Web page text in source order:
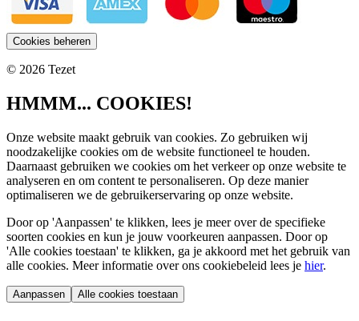
Cookies beheren
© 2026 Tezet
HMMM... COOKIES!
Onze website maakt gebruik van cookies. Zo gebruiken wij
noodzakelijke cookies om de website functioneel te houden.
Daarnaast gebruiken we cookies om het verkeer op onze website te
analyseren en om content te personaliseren. Op deze manier
optimaliseren we de gebruikerservaring op onze website.
Door op 'Aanpassen' te klikken, lees je meer over de specifieke
soorten cookies en kun je jouw voorkeuren aanpassen. Door op
'Alle cookies toestaan' te klikken, ga je akkoord met het gebruik van
alle cookies. Meer informatie over ons cookiebeleid lees je hier.
Aanpassen Alle cookies toestaan